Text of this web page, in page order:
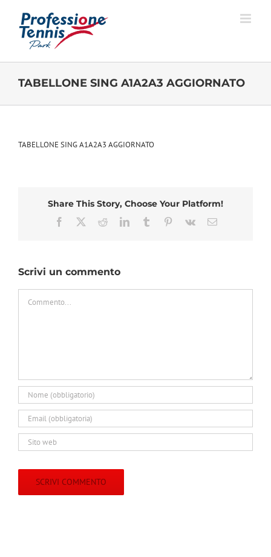
contenuto
TABELLONE SING A1A2A3 AGGIORNATO
TABELLONE SING A1A2A3 AGGIORNATO
Share This Story, Choose Your Platform!
Facebook RedditLinkedInTumblr Pinterest
Vk Email
Scrivi un commento